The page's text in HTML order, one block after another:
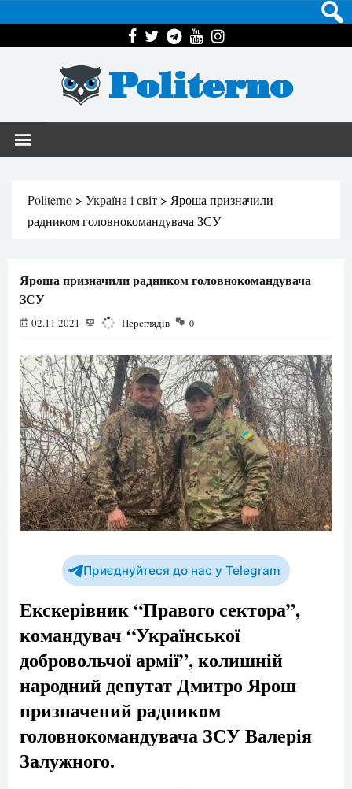
Politerno
Politerno > Україна і світ > Яроша призначили
радником головнокомандувача ЗСУ
Яроша призначили радником головнокомандувача
ЗСУ
02.11.2021 1017 Переглядів 0
Приєднуйтеся до нас у Telegram
Екскерівник “Правого сектора”,
командувач “Української
добровольчої армії”, колишній
народний депутат Дмитро Ярош
призначений радником
головнокомандувача ЗСУ Валерія
Залужного.